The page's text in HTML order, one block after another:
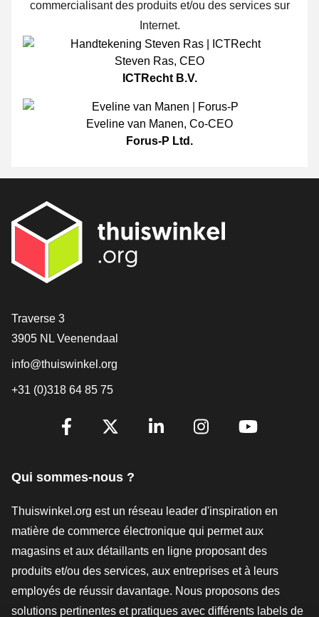
commercialisant des produits et/ou des services sur
Internet.
Steven Ras, CEO
ICTRecht B.V.
Eveline van Manen, Co-CEO
Forus-P Ltd.
[_General:Contact]
Traverse 3
3905 NL Veenendaal
info@thuiswinkel.org
+31 (0)318 64 85 75
[_General:SocialMediaTitle]
Qui sommes-nous ?
Thuiswinkel.org est un réseau leader d'inspiration en
matière de commerce électronique qui permet aux
magasins et aux détaillants en ligne proposant des
produits et/ou des services, aux entreprises et à leurs
employés de réussir davantage. Nous proposons des
solutions pertinentes et pratiques avec différents labels de